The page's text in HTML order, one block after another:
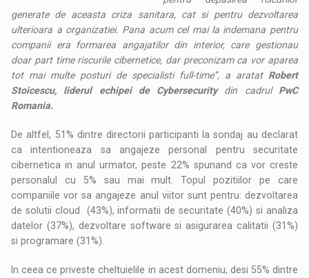
generate de aceasta criza sanitara, cat si pentru dezvoltarea
ulterioara a organizatiei. Pana acum cel mai la indemana pentru
companii era formarea angajatilor din interior, care gestionau
doar part time riscurile cibernetice, dar preconizam ca vor aparea
tot mai multe posturi de specialisti full-time”, a aratat Robert
Stoicescu,
liderul echipei de Cybersecuritydin cadrulPwC
Romania.
De altfel, 51% dintre directorii participanti la sondaj au declarat
ca intentioneaza sa angajeze personal pentru securitate
cibernetica in anul urmator, peste 22% spunand ca vor creste
personalul cu 5% sau mai mult. Topul pozitiilor pe care
companiile vor sa angajeze anul viitor sunt pentru: dezvoltarea
de solutii cloud (43%), informatii de securitate (40%) si analiza
datelor (37%), dezvoltare software si asigurarea calitatii (31%)
si programare (31%).
In ceea ce priveste cheltuielile in acest domeniu, desi 55% dintre